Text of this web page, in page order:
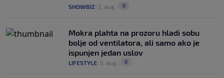
SHOWBIZ 5. aug. 0
Mokra plahta na prozoru hladi sobu
bolje od ventilatora, ali samo ako je
ispunjen jedan uslov
LIFESTYLE 5. aug. 0